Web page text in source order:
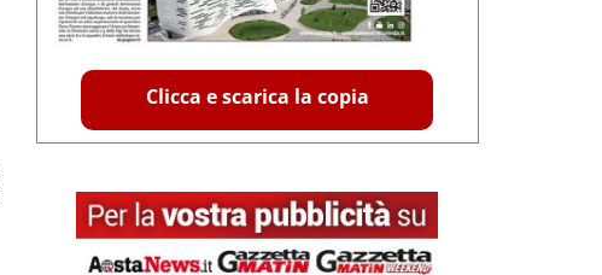
Clicca e scarica la copia